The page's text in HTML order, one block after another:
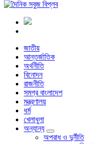
বাংলা নিউজ পেপার
জাতীয়
আন্তর্জাতিক
অর্থনীতি
বিনোদন
রাজনীতি
সমগ্র বাংলাদেশ
মন্ত্রণালয়
ধর্ম
খেলাধুলা
অন্যান্য
অপরাধ ও দুর্নীতি